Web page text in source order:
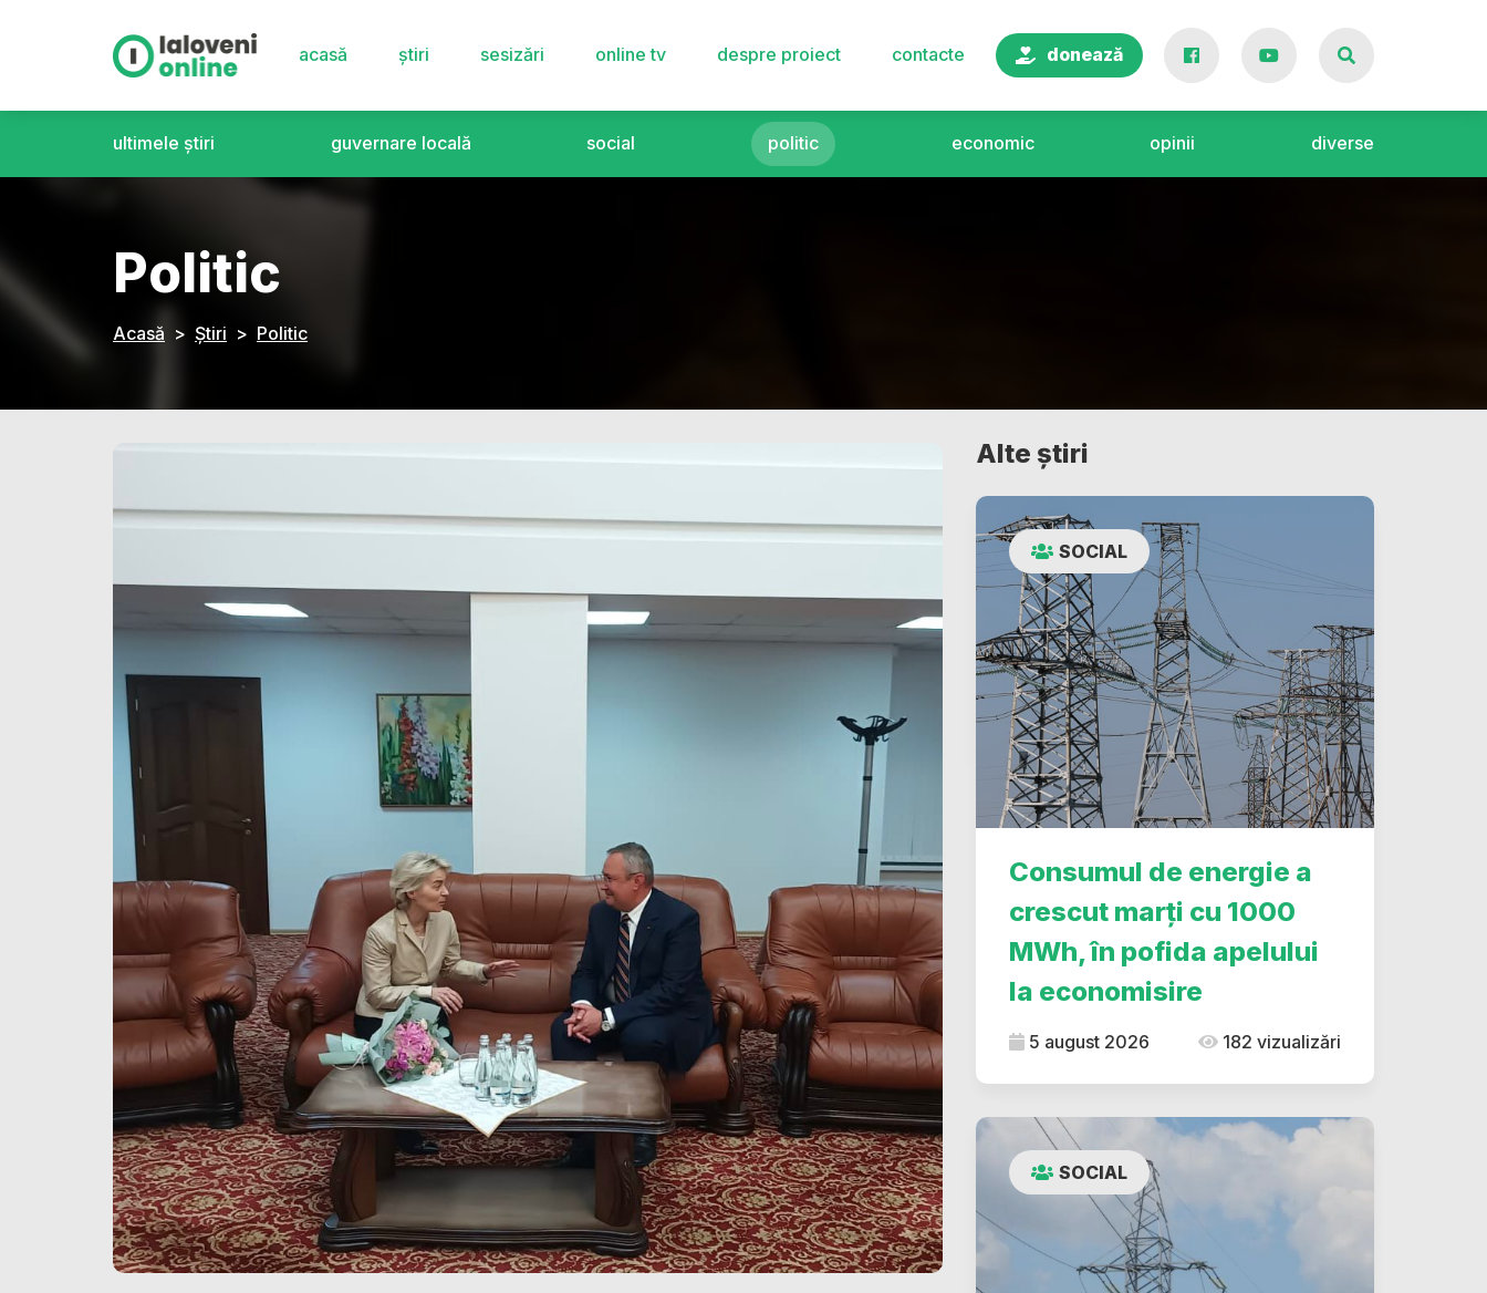
acasă știri sesizări online tv despre proiect contacte donează
ultimele știri guvernare locală social politic economic opinii diverse
Politic
Acasă Știri Politic
Alte știri
SOCIAL
Consumul de energie a
crescut marți cu 1000
MWh, în pofida apelului
la economisire
5 august 2026 182 vizualizări
SOCIAL